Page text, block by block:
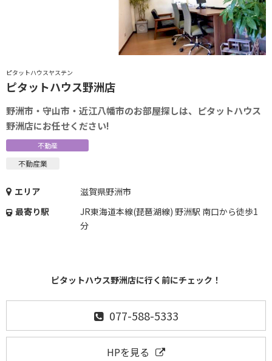
ピタットハウスヤステン
ピタットハウス野洲店
野洲市・守山市・近江八幡市のお部屋探しは、ピタットハウス
野洲店にお任せください!
不動産
不動産業
エリア
滋賀県野洲市
最寄り駅
JR東海道本線(琵琶湖線) 野洲駅 南口から徒歩1
分
ピタットハウス野洲店に行く前にチェック！
077-588-5333
HPを見る